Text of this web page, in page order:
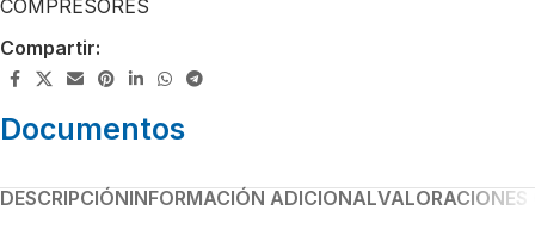
COMPRESORES
Compartir:
Documentos
DESCRIPCIÓNINFORMACIÓN ADICIONAL